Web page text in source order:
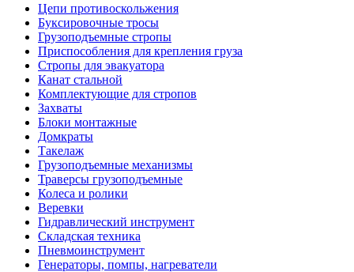
Цепи противоскольжения
Буксировочные тросы
Грузоподъемные стропы
Приспособления для крепления груза
Стропы для эвакуатора
Канат стальной
Комплектующие для стропов
Захваты
Блоки монтажные
Домкраты
Такелаж
Грузоподъемные механизмы
Траверсы грузоподъемные
Колеса и ролики
Веревки
Гидравлический инструмент
Складская техника
Пневмоинструмент
Генераторы, помпы, нагреватели